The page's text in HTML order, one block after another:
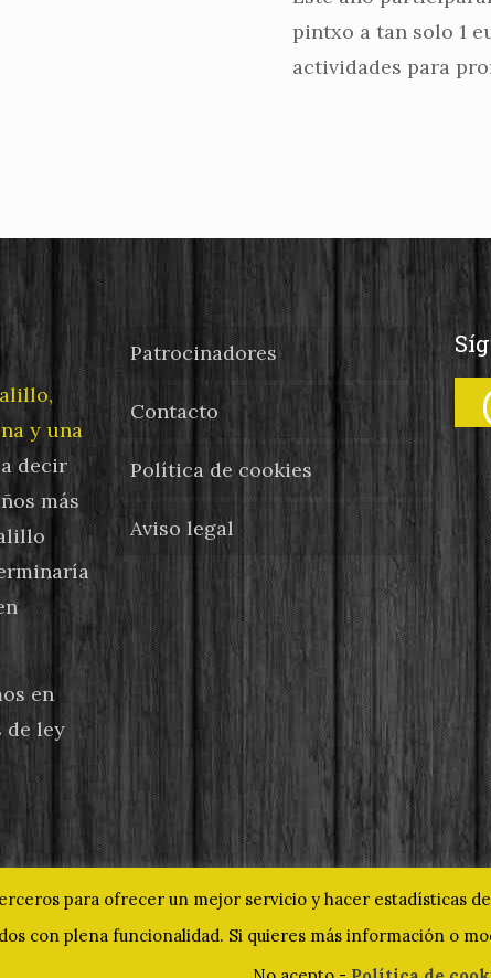
pintxo a tan solo 1
actividades para
y una
decir
más
en
de ley
Patrocinadores
Contacto
Política de cookies
Aviso legal
homenaje a nuestro pintxo más universal.
para ofrecer un mejor servicio y hacer estadísticas
con plena funcionalidad. Si quieres más información o